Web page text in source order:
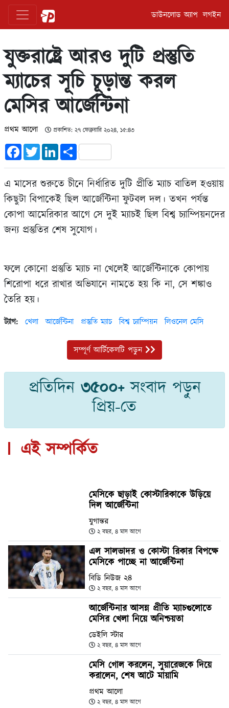
ডাউনলোড অ্যাপ লগইন
যুক্তরাষ্ট্রে আরও দুটি প্রস্তুতি
ম্যাচের সূচি চূড়ান্ত করল
মেসির আর্জেন্টিনা
প্রথম আলো প্রকাশিত: ২৭ ফেব্রুয়ারি ২০২৪, ১৫:৪৩
FacebookTwitterLinkedInShare
এ মাসের শুরুতে চীনে নির্ধারিত দুটি প্রীতি ম্যাচ বাতিল হওয়ায়
কিছুটা বিপাকেই ছিল আর্জেন্টিনা ফুটবল দল। তখন পর্যন্ত
কোপা আমেরিকার আগে সে দুই ম্যাচই ছিল বিশ্ব চ্যাম্পিয়নদের
জন্য প্রস্তুতির শেষ সুযোগ।
ফলে কোনো প্রস্তুতি ম্যাচ না খেলেই আর্জেন্টিনাকে কোপায়
শিরোপা ধরে রাখার অভিযানে নামতে হয় কি না, সে শঙ্কাও
তৈরি হয়।
ট্যাগ: খেলা আর্জেন্টিনা প্রস্তুতি ম্যাচ বিশ্ব চ্যাম্পিয়ন লিওনেল মেসি
সম্পূর্ণ আর্টিকেলটি পড়ুন
প্রতিদিন ৩৫০০+সংবাদ পড়ুন
প্রিয়-তে
এই সম্পর্কিত
মেসিকে ছাড়াই কোস্টারিকাকে উড়িয়ে
দিল আর্জেন্টিনা
যুগান্তর
২ বছর, ৪ মাস আগে
এল সালভাদর ও কোস্টা রিকার বিপক্ষে
মেসিকে পাচ্ছে না আর্জেন্টিনা
বিডি নিউজ ২৪
২ বছর, ৪ মাস আগে
আর্জেন্টিনার আসন্ন প্রীতি ম্যাচগুলোতে
মেসির খেলা নিয়ে অনিশ্চয়তা
ডেইলি স্টার
২ বছর, ৪ মাস আগে
মেসি গোল করলেন, সুয়ারেজকে দিয়ে
করালেন, শেষ আটে মায়ামি
প্রথম আলো
২ বছর, ৪ মাস আগে